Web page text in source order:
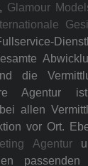
, Glamour
die
Agentur
allen
vor Ort.
Agentur